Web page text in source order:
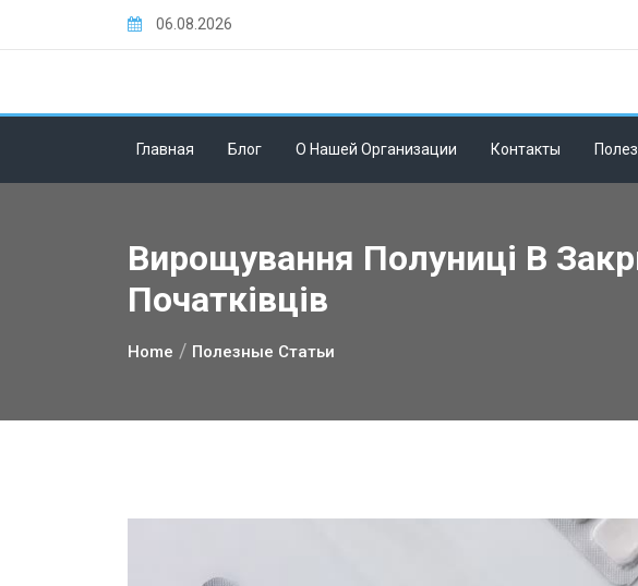
06.08.2026
Главная Блог О Нашей Организации Контакты
Вирощування Полуниці В
Початківців
Home Полезные Статьи